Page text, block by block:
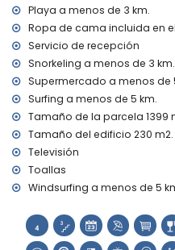
Museo (Histórico de
Jávea) y edificio
menos de 5 kilómetros
Iglesia (Virgen de
(Pueblo de Jávea,
Jávea) (a menos de 10
Castillo (Portal de la Vila
kilómetros del
Deportes
Tenis, ciclismo de
pesca, buceo, snorkel,
menos de 5 kilómetros
Golf (Club de Golf
escalada (a menos de
Playa a menos de 3 km.
Ropa de cama incluida en
Servicio de recepción
Snorkeling a menos de 3 km.
Supermercado a menos de
Surfing a menos de 5 km.
Tamaño de la parcela 1399
Tamaño del edificio 230 m2.
Televisión
Toallas
Windsurfing a menos de 5